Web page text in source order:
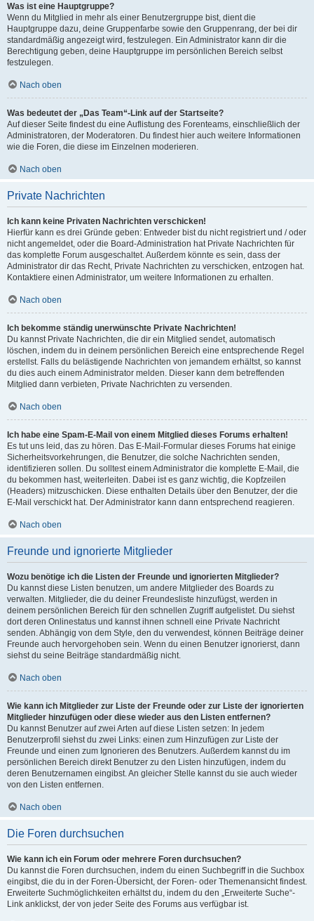
Was ist eine Hauptgruppe?
Wenn du Mitglied in mehr als einer Benutzergruppe bist, dient die
Hauptgruppe dazu, deine Gruppenfarbe sowie den Gruppenrang, der bei dir
standardmäßig angezeigt wird, festzulegen. Ein Administrator kann dir die
Berechtigung geben, deine Hauptgruppe im persönlichen Bereich selbst
festzulegen.
Nach oben
Was bedeutet der „Das Team“-Link auf der Startseite?
Auf dieser Seite findest du eine Auflistung des Forenteams, einschließlich der
Administratoren, der Moderatoren. Du findest hier auch weitere Informationen
wie die Foren, die diese im Einzelnen moderieren.
Nach oben
Private Nachrichten
Ich kann keine Privaten Nachrichten verschicken!
Hierfür kann es drei Gründe geben: Entweder bist du nicht registriert und / oder
nicht angemeldet, oder die Board-Administration hat Private Nachrichten für
das komplette Forum ausgeschaltet. Außerdem könnte es sein, dass der
Administrator dir das Recht, Private Nachrichten zu verschicken, entzogen hat.
Kontaktiere einen Administrator, um weitere Informationen zu erhalten.
Nach oben
Ich bekomme ständig unerwünschte Private Nachrichten!
Du kannst Private Nachrichten, die dir ein Mitglied sendet, automatisch
löschen, indem du in deinem persönlichen Bereich eine entsprechende Regel
erstellst. Falls du belästigende Nachrichten von jemandem erhältst, so kannst
du dies auch einem Administrator melden. Dieser kann dem betreffenden
Mitglied dann verbieten, Private Nachrichten zu versenden.
Nach oben
Ich habe eine Spam-E-Mail von einem Mitglied dieses Forums erhalten!
Es tut uns leid, das zu hören. Das E-Mail-Formular dieses Forums hat einige
Sicherheitsvorkehrungen, die Benutzer, die solche Nachrichten senden,
identifizieren sollen. Du solltest einem Administrator die komplette E-Mail, die
du bekommen hast, weiterleiten. Dabei ist es ganz wichtig, die Kopfzeilen
(Headers) mitzuschicken. Diese enthalten Details über den Benutzer, der die
E-Mail verschickt hat. Der Administrator kann dann entsprechend reagieren.
Nach oben
Freunde und ignorierte Mitglieder
Wozu benötige ich die Listen der Freunde und ignorierten Mitglieder?
Du kannst diese Listen benutzen, um andere Mitglieder des Boards zu
verwalten. Mitglieder, die du deiner Freundesliste hinzufügst, werden in
deinem persönlichen Bereich für den schnellen Zugriff aufgelistet. Du siehst
dort deren Onlinestatus und kannst ihnen schnell eine Private Nachricht
senden. Abhängig von dem Style, den du verwendest, können Beiträge deiner
Freunde auch hervorgehoben sein. Wenn du einen Benutzer ignorierst, dann
siehst du seine Beiträge standardmäßig nicht.
Nach oben
Wie kann ich Mitglieder zur Liste der Freunde oder zur Liste der ignorierten
Mitglieder hinzufügen oder diese wieder aus den Listen entfernen?
Du kannst Benutzer auf zwei Arten auf diese Listen setzen: In jedem
Benutzerprofil siehst du zwei Links: einen zum Hinzufügen zur Liste der
Freunde und einen zum Ignorieren des Benutzers. Außerdem kannst du im
persönlichen Bereich direkt Benutzer zu den Listen hinzufügen, indem du
deren Benutzernamen eingibst. An gleicher Stelle kannst du sie auch wieder
von den Listen entfernen.
Nach oben
Die Foren durchsuchen
Wie kann ich ein Forum oder mehrere Foren durchsuchen?
Du kannst die Foren durchsuchen, indem du einen Suchbegriff in die Suchbox
eingibst, die du in der Foren-Übersicht, der Foren- oder Themenansicht findest.
Erweiterte Suchmöglichkeiten erhältst du, indem du den „Erweiterte Suche“-
Link anklickst, der von jeder Seite des Forums aus verfügbar ist.